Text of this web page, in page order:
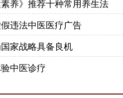
养》推荐十种常用养生法
违法中医医疗广告
家战略具备良机
中医诊疗